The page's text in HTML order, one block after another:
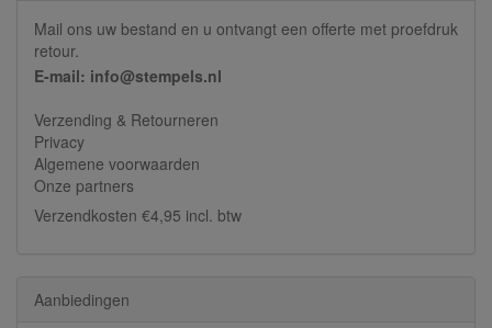
Mail ons uw bestand en u ontvangt een offerte met proefdruk
retour.
E-mail: info@stempels.nl
Verzending & Retourneren
Privacy
Algemene voorwaarden
Onze partners
Verzendkosten €4,95 incl. btw
Aanbiedingen